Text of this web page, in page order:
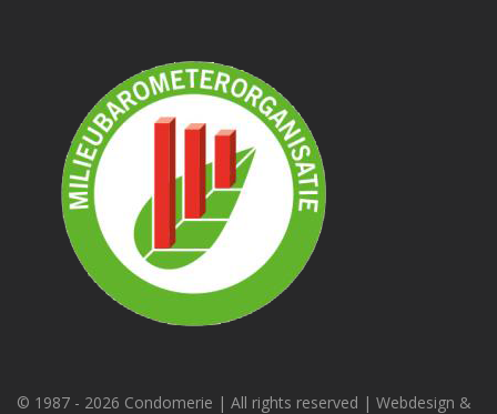
© 1987 - 2026 Condomerie | All rights reserved | Webdesign &